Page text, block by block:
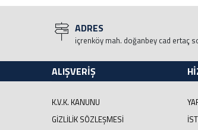
ADRES
içrenköy mah. doğanbey cad ertaç
ALIŞVERİŞ
K.V.K. KANUNU
GIZLILIK SÖZLEŞMESI